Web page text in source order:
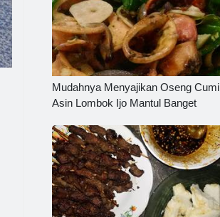
Mudahnya Menyajikan Oseng Cumi
Asin Lombok Ijo Mantul Banget